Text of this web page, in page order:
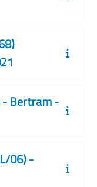
- Bertram -
06) -